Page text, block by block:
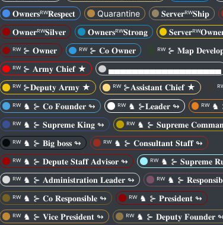
𝐎𝐰𝐧𝐞𝐫𝐬ᴿᵂ𝐑𝐞𝐬𝐩𝐞𝐜𝐭
Quarantine 𝐒𝐞𝐫𝐯𝐞𝐫ᴿᵂ𝐒𝐡𝐢𝐩
𝐎𝐰𝐧𝐞𝐫ᴿᵂ𝐒𝐢𝐥𝐯𝐞𝐫
𝐎𝐰𝐧𝐞𝐫𝐬ᴿᵂ𝐒𝐭𝐫𝐨𝐧𝐠
ᴿᵂ ⊱ 𝐎𝐰𝐧𝐞𝐫
ᴿᵂ ⊱ 𝐂𝐨 𝐎𝐰𝐧𝐞𝐫
ᴿᵂ ⊱ 𝐌𝐚𝐩
ᴿᵂ ⊱ 𝐀𝐫𝐦𝐲 𝐂𝐡𝐢𝐞𝐟 ★
▄▄▄▄▄▄▄▄▄▄▄▄▄▄▄▄▄▄▄
ᴿᵂ ⊱𝐃𝐞𝐩𝐮𝐭𝐲 𝐀𝐫𝐦𝐲 ★
ᴿᵂ ⊱𝐀𝐬𝐬𝐢𝐬𝐭𝐚𝐧𝐭 𝐂𝐡𝐢𝐞𝐟 ★
ᴿᵂ ♞ ⊱ 𝐂𝐨 𝐅𝐨𝐮𝐧𝐝𝐞𝐫 ↬
ᴿᵂ ♞ ⊱𝐋𝐞𝐚𝐝𝐞𝐫 ↬
ᴿᵂ ♞
ᴿᵂ ♞ ⊱ 𝐒𝐮𝐩𝐫𝐞𝐦𝐞 𝐊𝐢𝐧𝐠 ↬
ᴿᵂ ♞ ⊱ 𝐒𝐮𝐩𝐫𝐞𝐦𝐞
ᴿᵂ ♞ ⊱ 𝐁𝐢𝐠 𝐛𝐨𝐬𝐬 ↬
ᴿᵂ ♞ ⊱ 𝐂𝐨𝐧𝐬𝐮𝐥𝐭𝐚𝐧𝐭 𝐒𝐭𝐚𝐟𝐟 ↬
ᴿᵂ ♞ ⊱ 𝐃𝐞𝐩𝐮𝐭𝐞 𝐒𝐭𝐚𝐟𝐟 𝐀𝐝𝐯𝐢𝐬𝐨𝐫 ↬
ᴿᵂ ♞ ⊱ 𝐒𝐮𝐩𝐫𝐞𝐦𝐞
ᴿᵂ ♞ ⊱ 𝐀𝐝𝐦𝐢𝐧𝐢𝐬𝐭𝐫𝐚𝐭𝐢𝐨𝐧 𝐋𝐞𝐚𝐝𝐞𝐫 ↬
ᴿᵂ ♞ ⊱
ᴿᵂ ♞ ⊱ 𝐂𝐨 𝐑𝐞𝐬𝐩𝐨𝐧𝐬𝐢𝐛𝐥𝐞 ↬
ᴿᵂ ♞ ⊱ 𝐏𝐫𝐞𝐬𝐢𝐝𝐞𝐧𝐭 ↬
ᴿᵂ ♞ ⊱ 𝐕𝐢𝐜𝐞 𝐏𝐫𝐞𝐬𝐢𝐝𝐞𝐧𝐭 ↬
ᴿᵂ ♞ ⊱ 𝐃𝐞𝐩𝐮𝐭𝐲 𝐅𝐨𝐮𝐧𝐝𝐞𝐫